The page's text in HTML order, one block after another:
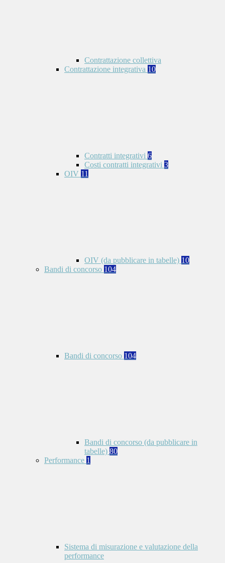
Contrattazione collettiva
Contrattazione integrativa 10
Contratti integrativi 6
Costi contratti integrativi 3
OIV 11
OIV (da pubblicare in tabelle) 10
Bandi di concorso 104
Bandi di concorso 104
Bandi di concorso (da pubblicare in
tabelle) 80
Performance 1
Sistema di misurazione e valutazione della
performance